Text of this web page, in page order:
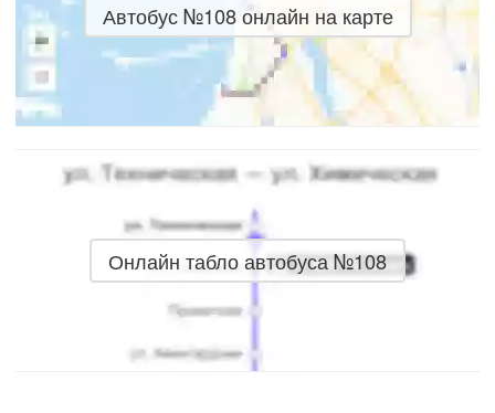
Автобус №108 онлайн на карте
Онлайн табло автобуса №108